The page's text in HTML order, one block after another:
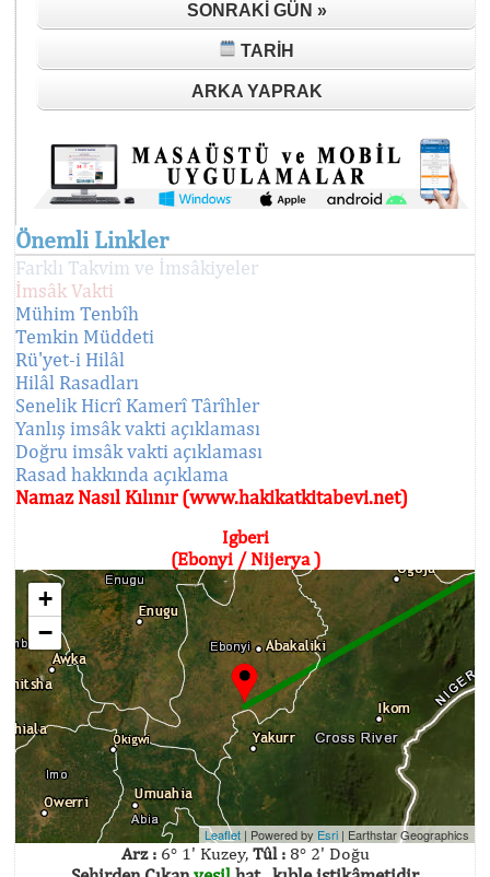
SONRAKI GÜN »
TARIH
ARKA YAPRAK
Önemli Linkler
Farklı Takvim ve İmsâkiyeler
İmsâk Vakti
Mühim Tenbîh
Temkin Müddeti
Rü'yet-i Hilâl
Hilâl Rasadları
Senelik Hicrî Kamerî Târîhler
Yanlış imsâk vakti açıklaması
Doğru imsâk vakti açıklaması
Rasad hakkında açıklama
Namaz Nasıl Kılınır (www.hakikatkitabevi.net)
Igberi
(Ebonyi / Nijerya )
+
−
Leaflet | Powered by Esri | Earthstar Geographics
Arz :6° 1' Kuzey, Tûl :8° 2' Doğu